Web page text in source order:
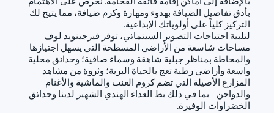
بأدق تفاصيل الضيافة بهدوء ومهارة وكرم ضيافة، مما يتيح لك
التركيز كلياً على أولوياتك الإبداعية.
لتلبية احتياجات التصوير السينمائي، توفر فيرجينويد لوف
مساحات شاسعة من الأراضي المسطحة التي يسهل اجتيازها
والمحاطة بمناظر جبلية شاهقة وسماء صافية؛ وحدائق محلية
واسعة وأراضي رطبة تعج بالحياة البرية؛ وثروة من مشاهد
المزارع الأصيلة التي تضم كروم العنب والماشية والأغنام
والدواجن - بما في ذلك بط العداء الهندي الشهير لدينا وحدائق
الخضراوات الوفيرة.